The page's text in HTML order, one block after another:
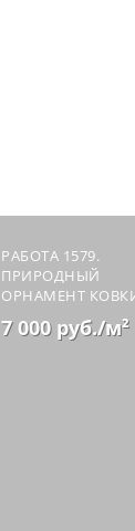
РАБОТА 1579.
ПРИРОДНЫЙ
ОРНАМЕНТ
7 000 руб./м²